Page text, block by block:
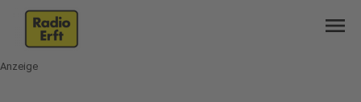
menu
Anzeige